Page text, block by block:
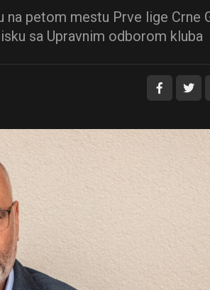
na petom mestu Prve lige Crne
sa Upravnim odborom kluba